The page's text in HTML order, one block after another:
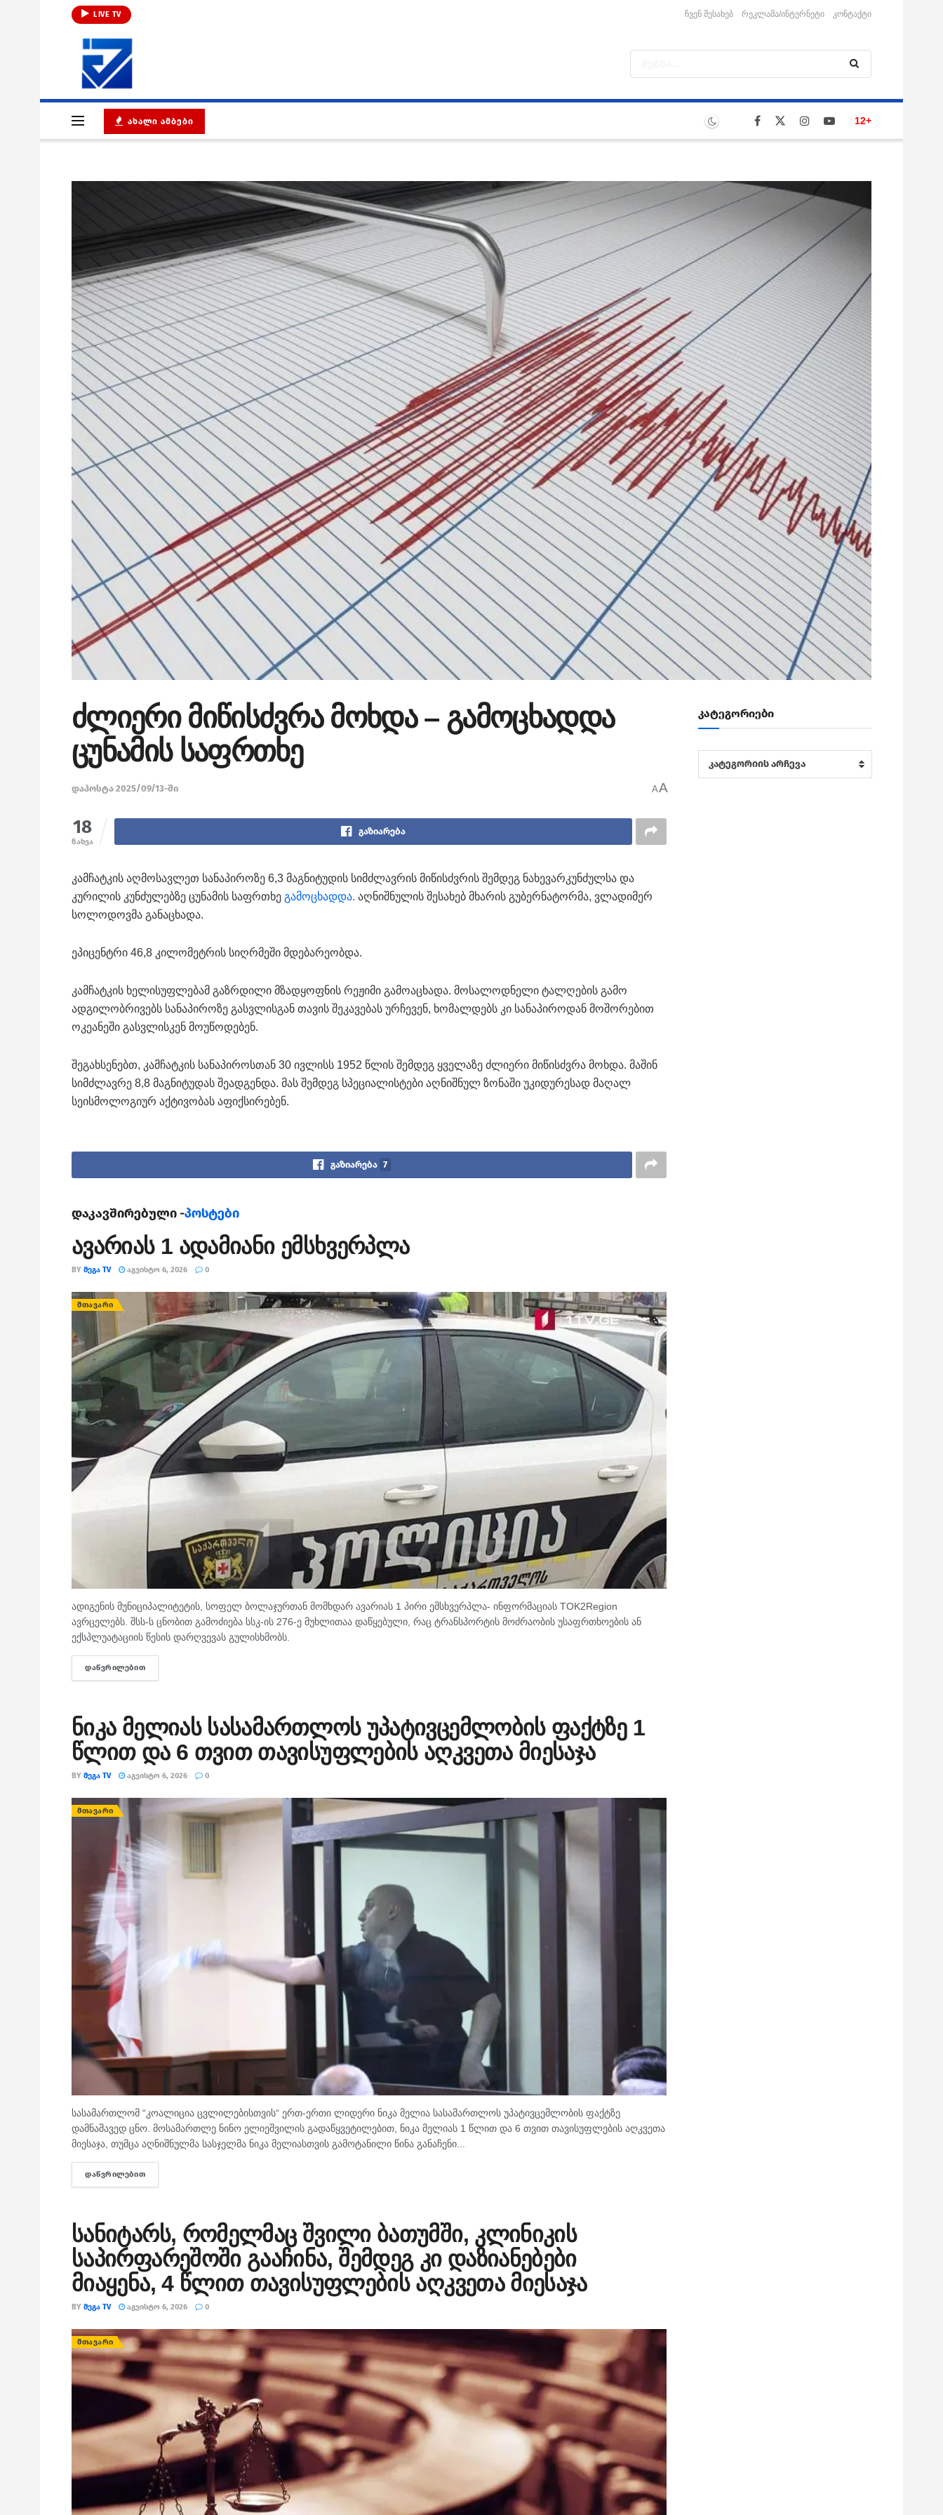
LIVE TV ჩვენ შესახებ რეკლამა/ინტერნეტი კონტაქტი
ᲐᲮᲐᲚᲘ ᲐᲛᲑᲔᲑᲘ 12+
ძლიერი მიწისძვრა მოხდა – გამოცხადდა
ცუნამის საფრთხე
დაპოსტა 2025/09/13-ში AA
18
ნახვა
გაზიარება
კამჩატკის აღმოსავლეთ სანაპიროზე 6,3 მაგნიტუდის სიმძლავრის მიწისძვრის შემდეგ ნახევარკუნძულსა და
კურილის კუნძულებზე ცუნამის საფრთხე გამოცხადდა. აღნიშნულის შესახებ მხარის გუბერნატორმა, ვლადიმერ
სოლოდოვმა განაცხადა.
ეპიცენტრი 46,8 კილომეტრის სიღრმეში მდებარეობდა.
კამჩატკის ხელისუფლებამ გაზრდილი მზადყოფნის რეჟიმი გამოაცხადა. მოსალოდნელი ტალღების გამო
ადგილობრივებს სანაპიროზე გასვლისგან თავის შეკავებას ურჩევენ, ხომალდებს კი სანაპიროდან მოშორებით
ოკეანეში გასვლისკენ მოუწოდებენ.
შეგახსენებთ, კამჩატკის სანაპიროსთან 30 ივლისს 1952 წლის შემდეგ ყველაზე ძლიერი მიწისძვრა მოხდა. მაშინ
სიმძლავრე 8,8 მაგნიტუდას შეადგენდა. მას შემდეგ სპეციალისტები აღნიშნულ ზონაში უკიდურესად მაღალ
სეისმოლოგიურ აქტივობას აფიქსირებენ.
გაზიარება 7
დაკავშირებული -პოსტები
ავარიას 1 ადამიანი ემსხვერპლა
BY ᲛᲔᲒᲐ TV ᲐᲒᲕᲘᲡᲢᲝ 6, 2026 0
ᲛᲗᲐᲕᲐᲠᲘ
ადიგენის მუნიციპალიტეტის, სოფელ ბოლაჯურთან მომხდარ ავარიას 1 პირი ემსხვერპლა- ინფორმაციას TOK2Region
ავრცელებს. შსს-ს ცნობით გამოძიება სსკ-ის 276-ე მუხლითაა დაწყებული, რაც ტრანსპორტის მოძრაობის უსაფრთხოების ან
ექსპლუატაციის წესის დარღვევას გულისხმობს.
ᲓᲐᲬᲕᲠᲘᲚᲔᲑᲘᲗ
ნიკა მელიას სასამართლოს უპატივცემლობის ფაქტზე 1
წლით და 6 თვით თავისუფლების აღკვეთა მიესაჯა
BY ᲛᲔᲒᲐ TV ᲐᲒᲕᲘᲡᲢᲝ 6, 2026 0
ᲛᲗᲐᲕᲐᲠᲘ
სასამართლომ “კოალიცია ცვლილებისთვის“ ერთ-ერთი ლიდერი ნიკა მელია სასამართლოს უპატივცემლობის ფაქტზე
დამნაშავედ ცნო. მოსამართლე ნინო ელიეშვილის გადაწყვეტილებით, ნიკა მელიას 1 წლით და 6 თვით თავისუფლების აღკვეთა
მიესაჯა, თუმცა აღნიშნულმა სასჯელმა ნიკა მელიასთვის გამოტანილი წინა განაჩენი...
ᲓᲐᲬᲕᲠᲘᲚᲔᲑᲘᲗ
სანიტარს, რომელმაც შვილი ბათუმში, კლინიკის
საპირფარეშოში გააჩინა, შემდეგ კი დაზიანებები
მიაყენა, 4 წლით თავისუფლების აღკვეთა მიესაჯა
BY ᲛᲔᲒᲐ TV ᲐᲒᲕᲘᲡᲢᲝ 6, 2026 0
ᲛᲗᲐᲕᲐᲠᲘ
კატეგორიები
კატეგორიები
კატეგორიის არჩევა